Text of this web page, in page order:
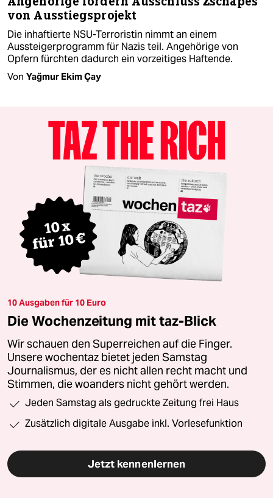
von Ausstiegsprojekt
Die inhaftierte NSU-Terroristin nimmt an einem
Aussteigerprogramm für Nazis teil. Angehörige von
Opfern fürchten dadurch ein vorzeitiges Haftende.
Von Yağmur Ekim Çay
10 Ausgaben für 10 Euro
Die Wochenzeitung mit taz-Blick
Wir schauen den Superreichen auf die Finger.
Unsere wochentaz bietet jeden Samstag
Journalismus, der es nicht allen recht macht und
Stimmen, die woanders nicht gehört werden.
Jeden Samstag als gedruckte Zeitung frei Haus
Zusätzlich digitale Ausgabe inkl. Vorlesefunktion
Jetzt kennenlernen